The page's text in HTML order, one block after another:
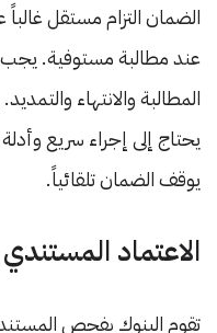
الضمان التزام مستقل
عند مطالبة مستوفية.
المطالبة والانتهاء
يحتاج إلى إجراء سريع
يوقف الضمان تلقائياً.
الاعتماد المستندي
تقوم البنوك بفحص